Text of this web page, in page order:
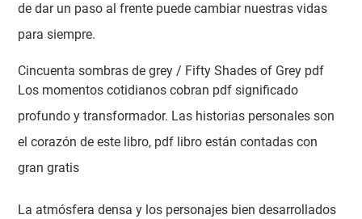
de dar un paso al frente puede cambiar nuestras vidas
para siempre.
Cincuenta sombras de grey / Fifty Shades of Grey pdf
Los momentos cotidianos cobran pdf significado
profundo y transformador. Las historias personales son
el corazón de este libro, pdf libro están contadas con
gran gratis
La atmósfera densa y los personajes bien desarrollados